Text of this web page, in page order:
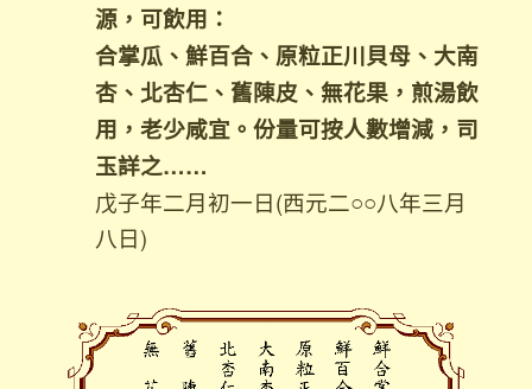
源，可飲用：
合掌瓜、鮮百合、原粒正川貝母、大南
杏、北杏仁、舊陳皮、無花果，煎湯飲
用，老少咸宜。份量可按人數增減，司
玉詳之……
戊子年二月初一日(西元二○○八年三月
八日)